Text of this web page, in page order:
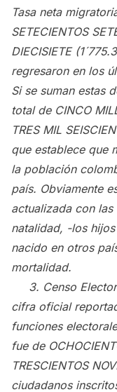
Tasa neta
SETECIENTOS
DIECISIETE
regresaron en los
Si se suman estas
total de CINCO
TRES MIL
que establece que
la población
país. Obviamente
actualizada con
natalidad, -los
nacido en otros
mortalidad.
3. Censo
cifra oficial
funciones
fue de
TRESCIENTOS
ciudadanos